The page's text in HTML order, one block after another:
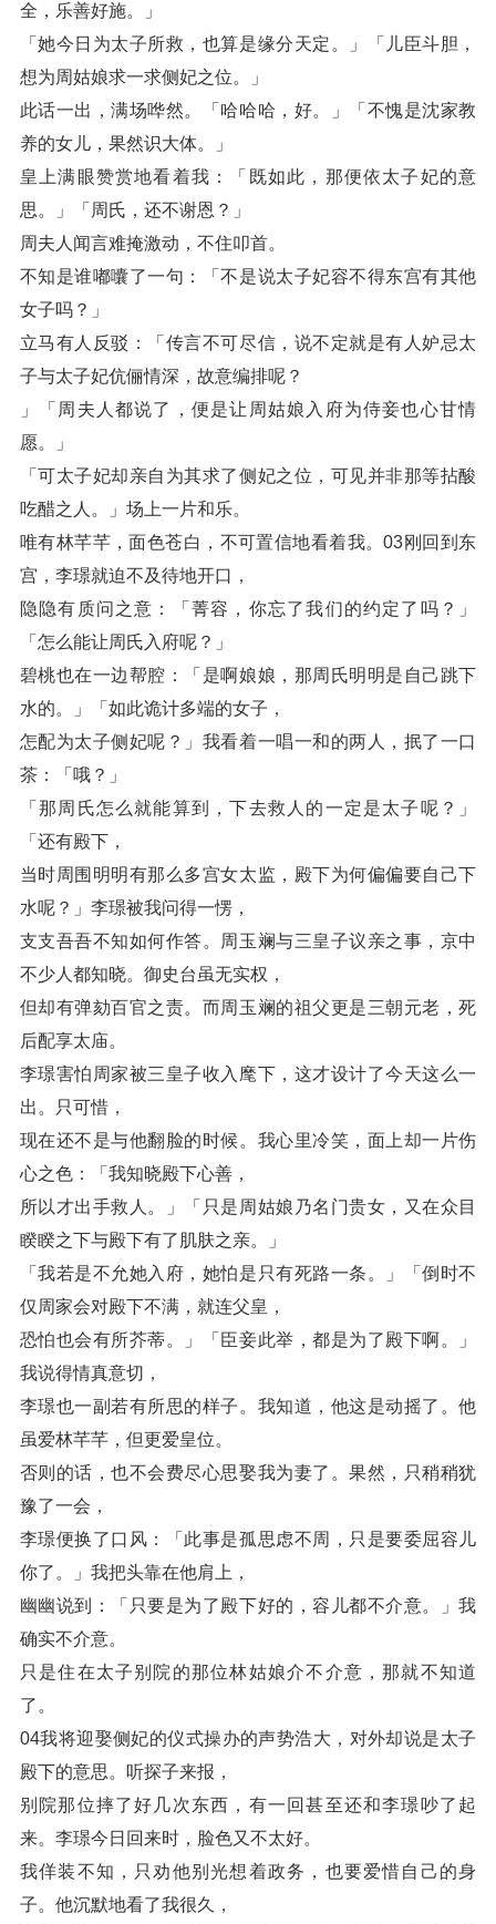
全，乐善好施。」
「她今日为太子所救，也算是缘分天定。」「儿臣斗胆，
想为周姑娘求一求侧妃之位。」
此话一出，满场哗然。「哈哈哈，好。」「不愧是沈家教
养的女儿，果然识大体。」
皇上满眼赞赏地看着我：「既如此，那便依太子妃的意
思。」「周氏，还不谢恩？」
周夫人闻言难掩激动，不住叩首。
不知是谁嘟囔了一句：「不是说太子妃容不得东宫有其他
女子吗？」
立马有人反驳：「传言不可尽信，说不定就是有人妒忌太
子与太子妃伉俪情深，故意编排呢？
」「周夫人都说了，便是让周姑娘入府为侍妾也心甘情
愿。」
「可太子妃却亲自为其求了侧妃之位，可见并非那等拈酸
吃醋之人。」场上一片和乐。
唯有林芊芊，面色苍白，不可置信地看着我。03刚回到东
宫，李璟就迫不及待地开口，
隐隐有质问之意：「菁容，你忘了我们的约定了吗？」
「怎么能让周氏入府呢？」
碧桃也在一边帮腔：「是啊娘娘，那周氏明明是自己跳下
水的。」「如此诡计多端的女子，
怎配为太子侧妃呢？」我看着一唱一和的两人，抿了一口
茶：「哦？」
「那周氏怎么就能算到，下去救人的一定是太子呢？」
「还有殿下，
当时周围明明有那么多宫女太监，殿下为何偏偏要自己下
水呢？」李璟被我问得一愣，
支支吾吾不知如何作答。周玉斓与三皇子议亲之事，京中
不少人都知晓。御史台虽无实权，
但却有弹劾百官之责。而周玉斓的祖父更是三朝元老，死
后配享太庙。
李璟害怕周家被三皇子收入麾下，这才设计了今天这么一
出。只可惜，
现在还不是与他翻脸的时候。我心里冷笑，面上却一片伤
心之色：「我知晓殿下心善，
所以才出手救人。」「只是周姑娘乃名门贵女，又在众目
睽睽之下与殿下有了肌肤之亲。」
「我若是不允她入府，她怕是只有死路一条。」「倒时不
仅周家会对殿下不满，就连父皇，
恐怕也会有所芥蒂。」「臣妾此举，都是为了殿下啊。」
我说得情真意切，
李璟也一副若有所思的样子。我知道，他这是动摇了。他
虽爱林芊芊，但更爱皇位。
否则的话，也不会费尽心思娶我为妻了。果然，只稍稍犹
豫了一会，
李璟便换了口风：「此事是孤思虑不周，只是要委屈容儿
你了。」我把头靠在他肩上，
幽幽说到：「只要是为了殿下好的，容儿都不介意。」我
确实不介意。
只是住在太子别院的那位林姑娘介不介意，那就不知道
了。
04我将迎娶侧妃的仪式操办的声势浩大，对外却说是太子
殿下的意思。听探子来报，
别院那位摔了好几次东西，有一回甚至还和李璟吵了起
来。李璟今日回来时，脸色又不太好。
我佯装不知，只劝他别光想着政务，也要爱惜自己的身
子。他沉默地看了我很久，